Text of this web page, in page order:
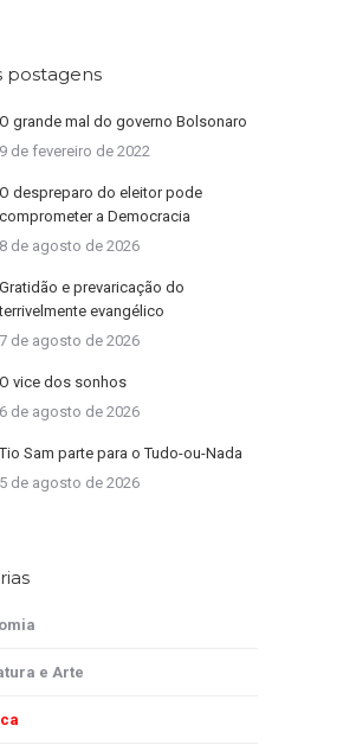
postagens
O grande mal do governo Bolsonaro
9 de fevereiro de 2022
O despreparo do eleitor pode
comprometer a Democracia
8 de agosto de 2026
Gratidão e prevaricação do
terrivelmente evangélico
7 de agosto de 2026
O vice dos sonhos
6 de agosto de 2026
Tio Sam parte para o Tudo-ou-Nada
5 de agosto de 2026
e Arte